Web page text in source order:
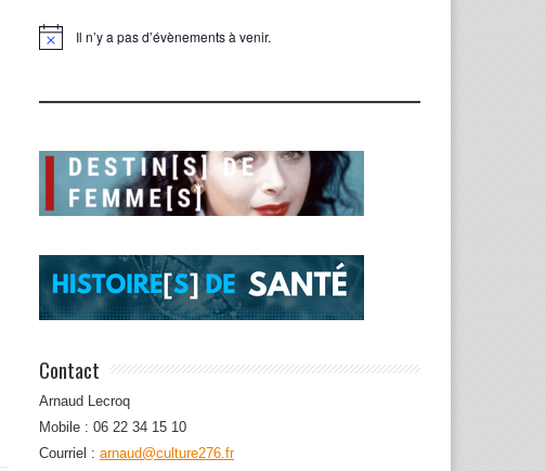
Notice Il n’y a pas d’évènements à venir.
Contact
Arnaud Lecroq
Mobile : 06 22 34 15 10
Courriel : arnaud@culture276.fr